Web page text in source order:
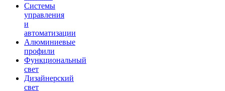
Системы
управления
и
автоматизации
Алюминиевые
профили
Функциональный
свет
Дизайнерский
свет